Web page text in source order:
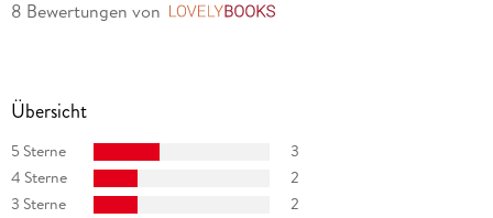
8 Bewertungen von
Übersicht
5 Sterne
3
4 Sterne
2
3 Sterne
2